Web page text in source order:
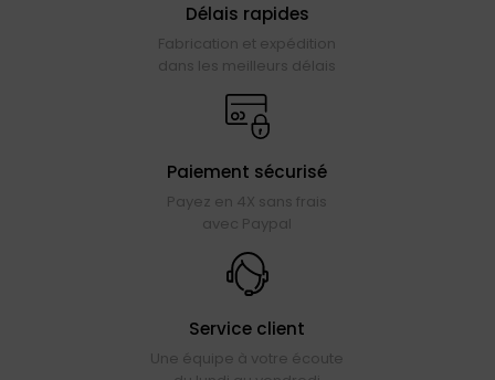
Délais rapides
Fabrication et expédition
dans les meilleurs délais
Paiement sécurisé
Payez en 4X sans frais
avec Paypal
Service client
Une équipe à votre écoute